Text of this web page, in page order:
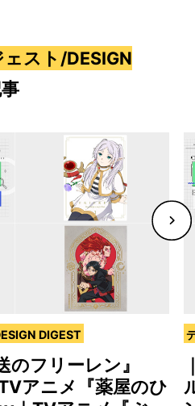
スト/DESIGN
DIGEST
のフリーレン』
アニメ『薬屋のひ